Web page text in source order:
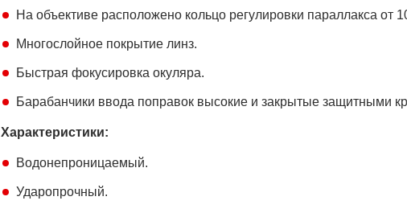
На объективе расположено кольцо регулировки параллакса от
Многослойное покрытие линз.
Быстрая фокусировка окуляра.
Барабанчики ввода поправок высокие и закрытые защитными
Характеристики:
Водонепроницаемый.
Ударопрочный.